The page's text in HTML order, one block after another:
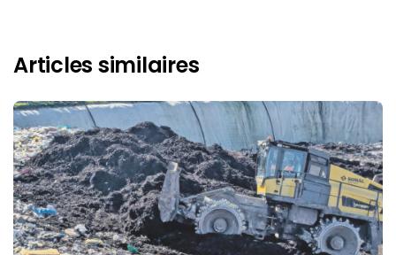
Articles similaires